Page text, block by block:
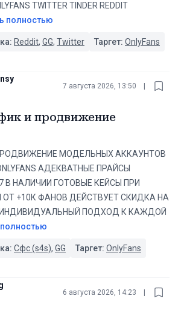
ТWITTER TINDER REDDIT
полностью
Reddit, GG, Twitter Таргет: OnlyFans
7 августа 2026, 13:50
и продвижение
ПРОДВИЖЕНИЕ МОДЕЛЬНЫХ АККАУНТОВ
АДЕКВАТНЫЕ ПРАЙСЫ
НАЛИЧИИ ГОТОВЫЕ КЕЙСЫ ПРИ
ОТ +10К ФАНОВ ДЕЙСТВУЕТ СКИДКА НА
ПОДХОД К КАЖДОЙ
Сфс (s4s), GG Таргет: OnlyFans
6 августа 2026, 14:23